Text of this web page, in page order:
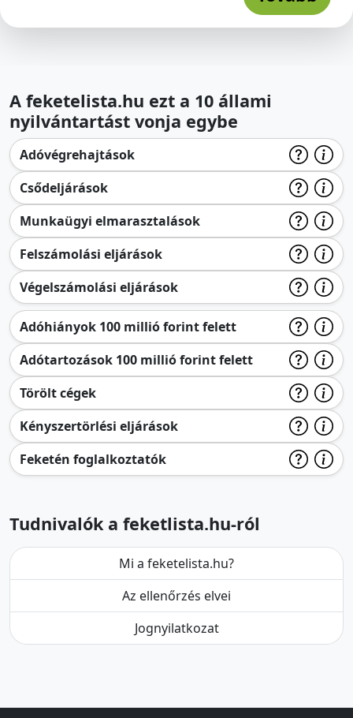
A feketelista.hu ezt a 10 állami
nyilvántartást vonja egybe
Adóvégrehajtások
Csődeljárások
Munkaügyi elmarasztalások
Felszámolási eljárások
Végelszámolási eljárások
Adóhiányok 100 millió forint felett
Adótartozások 100 millió forint felett
Törölt cégek
Kényszertörlési eljárások
Feketén foglalkoztatók
Tudnivalók a feketlista.hu-ról
Mi a feketelista.hu?
Az ellenőrzés elvei
Jognyilatkozat